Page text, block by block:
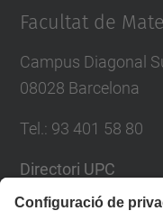
Facultat de
Campus Diagonal
08028 Barcelona
Tel. : 93 401 58 80
Directori UPC
Formulari de